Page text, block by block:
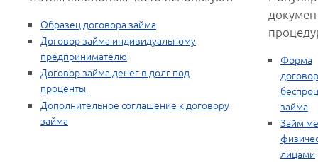
Образец договора займа
Договор займа индивидуальному
предпринимателю
Договор займа денег в долг под
проценты
Дополнительное соглашение к договору
займа
Форма
займа
Займ
лицами